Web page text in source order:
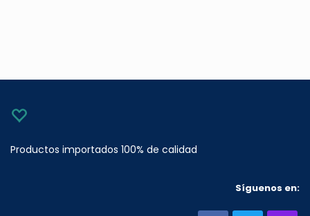
Productos importados 100% de calidad
Síguenos en: